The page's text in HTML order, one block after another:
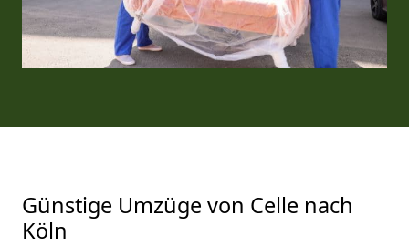
Günstige Umzüge von Celle nach
Köln